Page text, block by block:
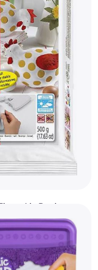
Air Basic
Farbe: Beige